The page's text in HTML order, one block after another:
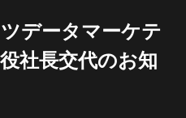
データマーケテ
社長交代のお知